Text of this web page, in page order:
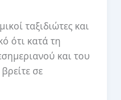
ταξιδιώτες και
ότι κατά τη
και του
σε